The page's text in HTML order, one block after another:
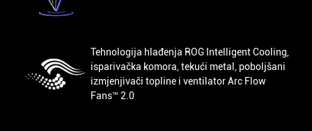
Tehnologija hlađenja ROG Intelligent Cooling,
isparivačka komora, tekući metal, poboljšani
izmjenjivači topline i ventilator Arc Flow
Fans™ 2.0